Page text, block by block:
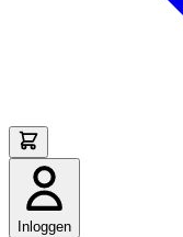
Inloggen